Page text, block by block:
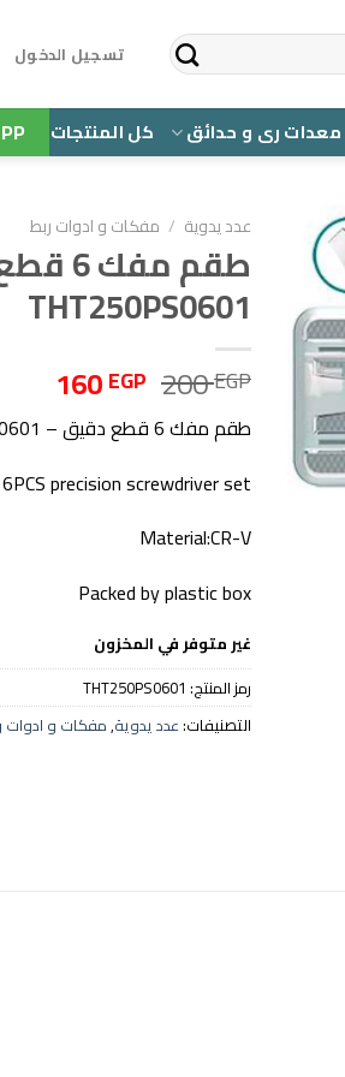
تسجيل الدخول
معدات رى و حدائق كل المنتجات
إضافة إلى قائمة الرغبات
عدد يدوية / مفكات و ادوات ربط
طقم
THT250PS0601
200EGP السعر
الأصلي
هو:
200 EGP.
160EGP
هو:
160 EGP.
طقم مفك 6 قطع دقيق – THT250PS0601
6PCS precision screwdriver set
Material:CR-V
Packed by plastic box
غير متوفر في المخزون
رمز المنتج: THT250PS0601
التصنيفات:عدد يدوية,مفكات و ادوات